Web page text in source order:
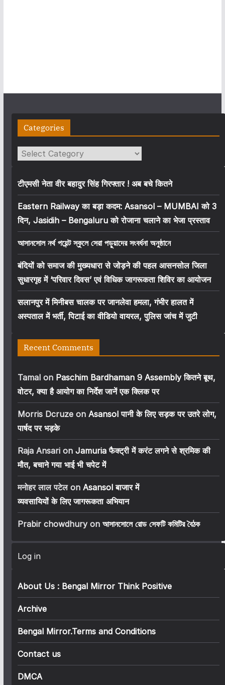
Categories
Categories
टीएमसी नेता वीर बहादुर सिंह गिरफ्तार ! अब बचे कितने
Eastern Railway का बड़ा कदम: Asansol – MUMBAI को 3
दिन, Jasidih – Bengaluru को रोजाना चलाने का भेजा प्रस्ताव
আসানসোল নর্থ পয়েন্ট স্কুলে সেরা পড়ুয়াদের সংবর্ধনা অনুষ্ঠানে
बंदियों को समाज की मुख्यधारा से जोड़ने की पहल आसनसोल जिला
सुधारगृह में ‘परिवार दिवस’ एवं विधिक जागरूकता शिविर का आयोजन
सलानपुर में मिनीबस चालक पर जानलेवा हमला, गंभीर हालत में
अस्पताल में भर्ती, पिटाई का वीडियो वायरल, पुलिस जांच में जुटी
Recent Comments
Tamalon Paschim Bardhaman 9 Assembly कितने बूथ,
वोटर, क्या है आयोग का निर्देश जानें एक क्लिक पर
Morris Dcruzeon Asansol पानी के लिए सड़क पर उतरे लोग,
पार्षद पर भड़के
Raja Ansarion Jamuria फैक्ट्री में करंट लगने से श्रमिक की
मौत, बचाने गया भाई भी चपेट में
मनोहर लाल पटेलon Asansol बाजार में
व्यवसायियों के लिए जागरूकता अभियान
Prabir chowdhuryon আসানসোলে রোড সেফটি কমিটির বৈঠক
Log in
About Us : Bengal Mirror Think Positive
Archive
Bengal Mirror.Terms and Conditions
Contact us
DMCA